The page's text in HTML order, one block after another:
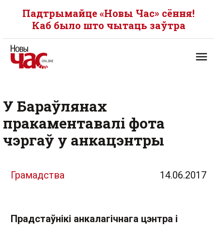
Падтрымайце «Новы Час» сёння!
Каб было што чытаць заўтра
У Бараўлянах
пракаментавалі фота
чэргаў у анкацэнтры
Грамадства 14.06.2017
Прадстаўнікі анкалагічнага цэнтра і